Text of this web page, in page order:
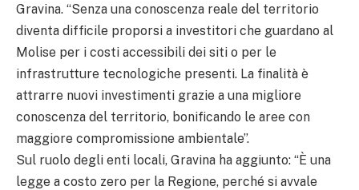
Gravina. “Senza una conoscenza reale del territorio
diventa difficile proporsi a investitori che guardano al
Molise per i costi accessibili dei siti o per le
infrastrutture tecnologiche presenti. La finalità è
attrarre nuovi investimenti grazie a una migliore
conoscenza del territorio, bonificando le aree con
maggiore compromissione ambientale”.
Sul ruolo degli enti locali, Gravina ha aggiunto: “È una
legge a costo zero per la Regione, perché si avvale